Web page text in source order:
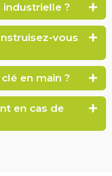
?
vous
en main ?
en cas de